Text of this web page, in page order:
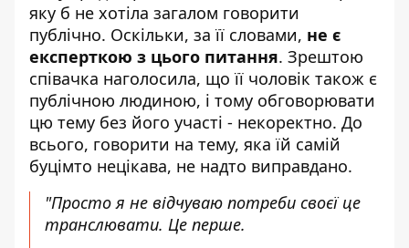
яку б не хотіла загалом говорити
публічно. Оскільки, за її словами, не є
експерткою з цього питання. Зрештою
співачка наголосила, що її чоловік також є
публічною людиною, і тому обговорювати
цю тему без його участі - некоректно. До
всього, говорити на тему, яка їй самій
буцімто нецікава, не надто виправдано.
"Просто я не відчуваю потреби своєї це
транслювати. Це перше.